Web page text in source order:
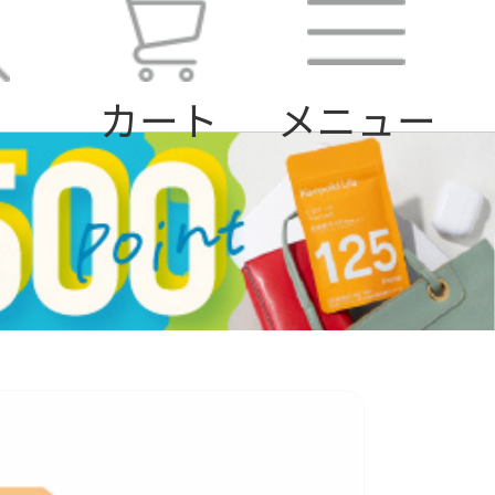
カート メニュー